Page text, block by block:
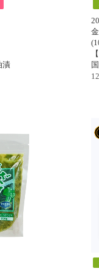
漬